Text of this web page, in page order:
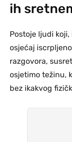
ih
Postoje ljudi
osjećaj
razgovora,
osjetimo težinu,
bez ikakvog